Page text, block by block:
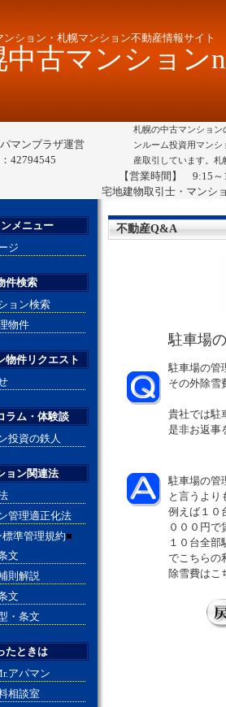
ンション・札幌マンション不動産情報サイト
中古マンション
マンプラザ運営
42794545
札幌の中古マンショ
ンルーム投資用マン
産取引しています。
【営業時間】 9:15
宅地建物取引士・マンシ
不動産Q&A
駐車場
駐車場の管
その外除雪
貴社では駐
是非お返事
駐車場の管
と言うより
例えば１０
０００円で
１０台全
でこちらの
除雪費はこ
メニュー
ジ
件検索
ョン検索
物件
物件リクエスト
ラム・体験談
投資の鉄人
ョン関連法
管理適正化法
準管理規約■
文
則解説
文
・条文
たときは
アパマン
相談室